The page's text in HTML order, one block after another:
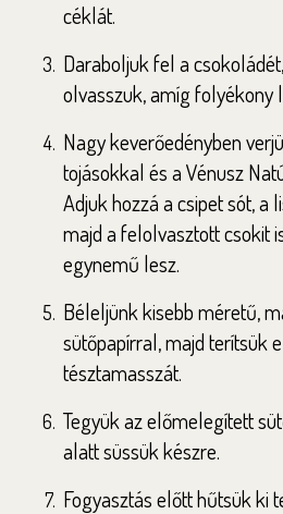
céklát.
Daraboljuk fel a
olvasszuk, amíg folyékony
Nagy keverőedényben
tojásokkal és a Vénusz
Adjuk hozzá a csipet sót, a
majd a felolvasztott csokit
egynemű lesz.
Béleljünk kisebb méretű,
sütőpapírral, majd terítsük
tésztamasszát.
Tegyük az előmelegített
alatt süssük készre.
Fogyasztás előtt hűtsük ki